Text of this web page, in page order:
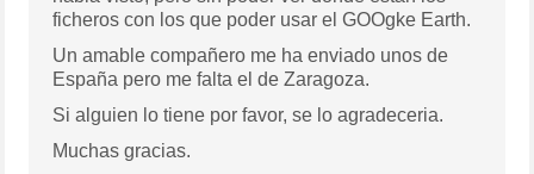
ficheros con los que poder usar el GOOgke Earth.
Un amable compañero me ha enviado unos de
España pero me falta el de Zaragoza.
Si alguien lo tiene por favor, se lo agradeceria.
Muchas gracias.